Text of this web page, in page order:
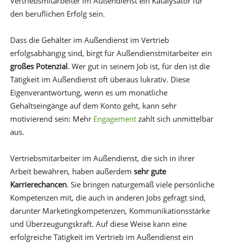
den beruflichen Erfolg sein.
Dass die Gehälter im Außendienst im Vertrieb
erfolgsabhängig sind, birgt für Außendienstmitarbeiter ein
großes Potenzial. Wer gut in seinem Job ist, für den ist die
Tätigkeit im Außendienst oft überaus lukrativ. Diese
Eigenverantwortung, wenn es um monatliche
Gehaltseingänge auf dem Konto geht, kann sehr
motivierend sein: Mehr Engagement zahlt sich unmittelbar
aus.
Vertriebsmitarbeiter im Außendienst, die sich in ihrer
Arbeit bewähren, haben außerdem sehr gute
Karrierechancen. Sie bringen naturgemäß viele persönliche
Kompetenzen mit, die auch in anderen Jobs gefragt sind,
darunter Marketingkompetenzen, Kommunikationsstärke
und Überzeugungskraft. Auf diese Weise kann eine
erfolgreiche Tätigkeit im Vertrieb im Außendienst ein